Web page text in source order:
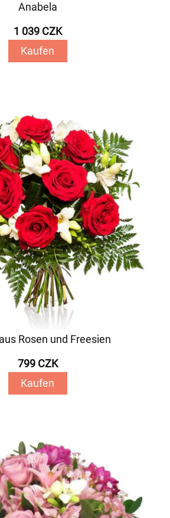
Anabela
1 039 CZK
Kaufen
Rosen und Freesien
799 CZK
Kaufen